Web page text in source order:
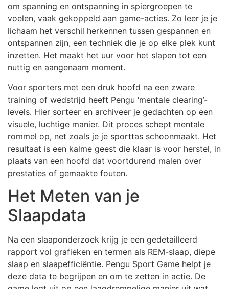
om spanning en ontspanning in spiergroepen te
voelen, vaak gekoppeld aan game-acties. Zo leer je je
lichaam het verschil herkennen tussen gespannen en
ontspannen zijn, een techniek die je op elke plek kunt
inzetten. Het maakt het uur voor het slapen tot een
nuttig en aangenaam moment.
Voor sporters met een druk hoofd na een zware
training of wedstrijd heeft Pengu ‘mentale clearing’-
levels. Hier sorteer en archiveer je gedachten op een
visuele, luchtige manier. Dit proces schept mentale
rommel op, net zoals je je sporttas schoonmaakt. Het
resultaat is een kalme geest die klaar is voor herstel, in
plaats van een hoofd dat voortdurend malen over
prestaties of gemaakte fouten.
Het Meten van je
Slaapdata
Na een slaaponderzoek krijg je een gedetailleerd
rapport vol grafieken en termen als REM-slaap, diepe
slaap en slaapefficiëntie. Pengu Sport Game helpt je
deze data te begrijpen en om te zetten in actie. De